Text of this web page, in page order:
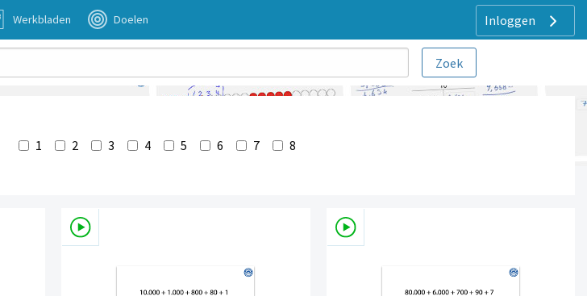
Inloggen
Werkbladen Doelen
1 2 3 4 5 6 7 8